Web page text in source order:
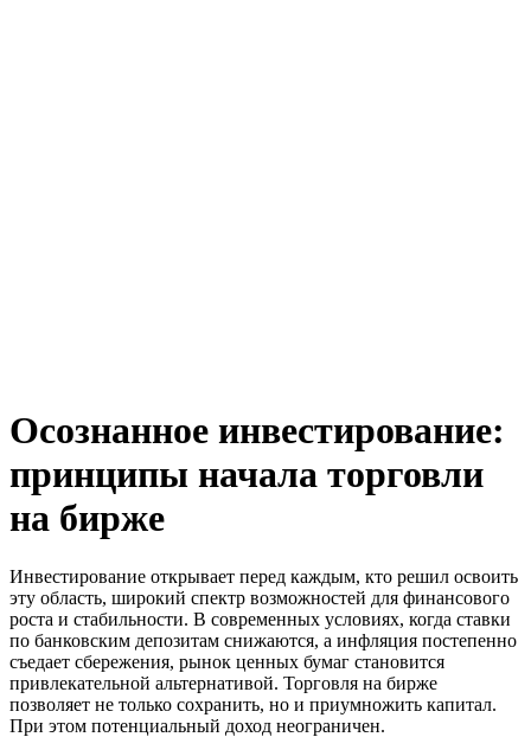
Осознанное инвестирование:
принципы начала торговли
на бирже
Инвестирование открывает перед каждым, кто решил освоить
эту область, широкий спектр возможностей для финансового
роста и стабильности. В современных условиях, когда ставки
по банковским депозитам снижаются, а инфляция постепенно
съедает сбережения, рынок ценных бумаг становится
привлекательной альтернативой. Торговля на бирже
позволяет не только сохранить, но и приумножить капитал.
При этом потенциальный доход неограничен.